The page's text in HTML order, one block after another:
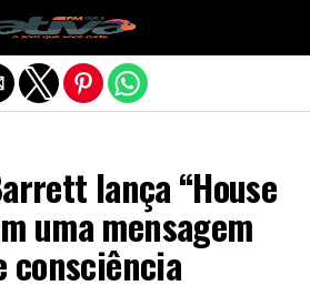
lança “House
uma mensagem
consciência
da versão mobile